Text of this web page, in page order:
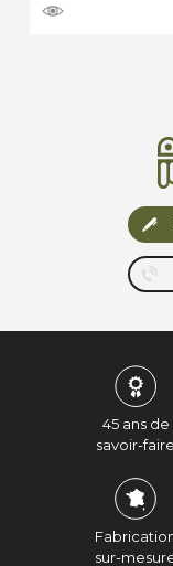
autoclave classe
45 ans de
savoir-faire
sur-